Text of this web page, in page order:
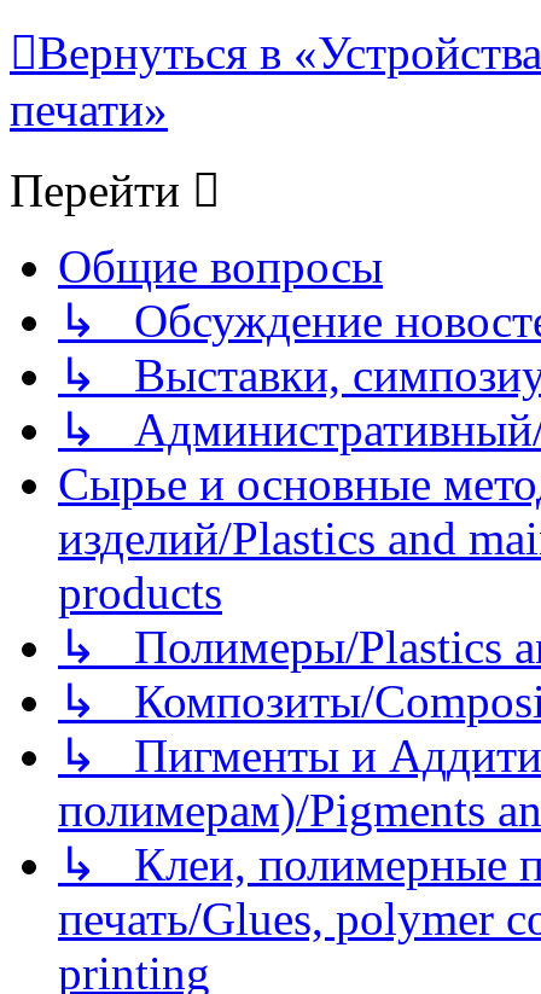
Вернуться в
печати»
Перейти
Общие вопросы
↳ Обсуждение
↳ Выставки,
↳
Сырье и основные
изделий/Plastics and
products
↳ Полимеры/Plastics
↳ Композиты/
↳ Пигменты и
полимерам)/Pigments
↳ Клеи, полимерные
печать/Glues, polymer
printing